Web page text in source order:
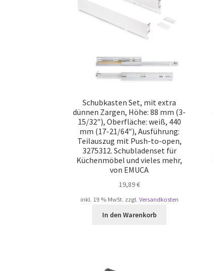
Schubkasten Set, mit extra
dünnen Zargen, Höhe: 88 mm (3-
15/32″), Oberfläche: weiß, 440
mm (17-21/64″), Ausführung:
Teilauszug mit Push-to-open,
3275312. Schubladenset für
Küchenmöbel und vieles mehr,
von EMUCA
19,89€
inkl. 19 % MwSt. zzgl. Versandkosten
In den Warenkorb